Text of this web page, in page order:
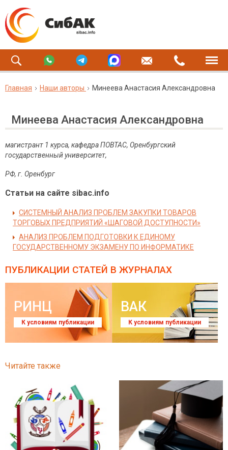
Главная Наши авторы Минеева Анастасия Александровна
Минеева Анастасия Александровна
магистрант 1 курса, кафедра ПОВТАС, Оренбургский
государственный университет,
РФ, г. Оренбург
Статьи на сайте sibac.info
СИСТЕМНЫЙ АНАЛИЗ ПРОБЛЕМ ЗАКУПКИ ТОВАРОВ
ТОРГОВЫХ ПРЕДПРИЯТИЙ «ШАГОВОЙ ДОСТУПНОСТИ»
АНАЛИЗ ПРОБЛЕМ ПОДГОТОВКИ К ЕДИНОМУ
ГОСУДАРСТВЕННОМУ ЭКЗАМЕНУ ПО ИНФОРМАТИКЕ
ПУБЛИКАЦИИ СТАТЕЙ В ЖУРНАЛАХ
РИНЦ
К условиям публикации
ВАК
К условиям публикации
Читайте также